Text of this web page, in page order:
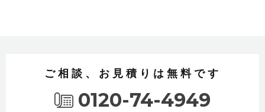
ご相談、お見積りは無料です
0120-74-4949